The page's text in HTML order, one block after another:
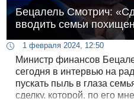
Бецалель Смотрич:
вводить семьи
1 февраля 2024, 12:50
Министр финансов
сегодня в интервью на
пускать пыль в глаза
сделку, которой, по его